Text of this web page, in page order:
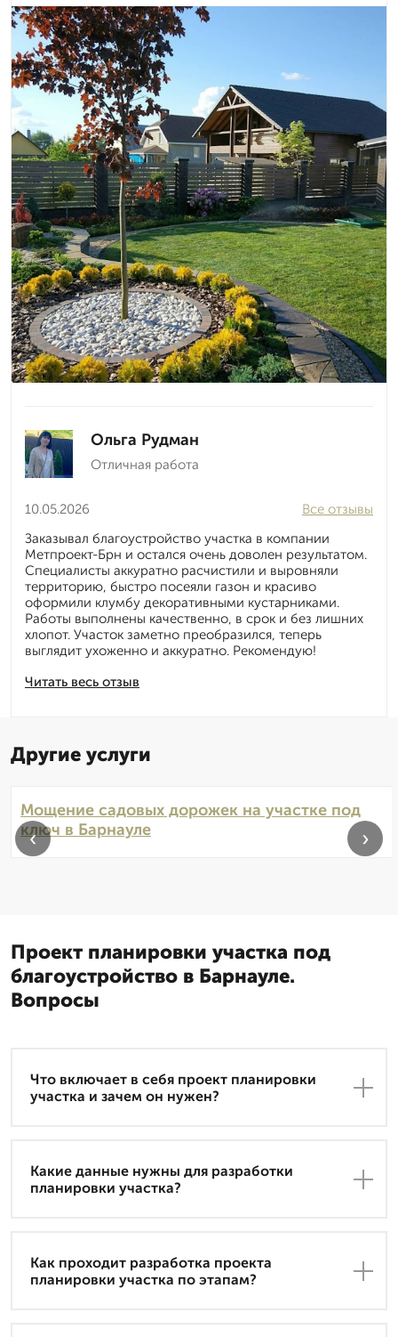
Ольга Рудман
Отличная работа
10.05.2026
Читать весь отзыв
Все отзывы
Заказывал благоустройство участка в компании
Метпроект-Брн и остался очень доволен результатом.
Специалисты аккуратно расчистили и выровняли
территорию, быстро посеяли газон и красиво
оформили клумбу декоративными кустарниками.
Работы выполнены качественно, в срок и без лишних
хлопот. Участок заметно преобразился, теперь
выглядит ухоженно и аккуратно. Рекомендую!
Другие услуги
Мощение садовых дорожек на участке под
ключ в Барнауле
‹ ›
Проект планировки участка под
благоустройство в Барнауле.
Вопросы
Что включает в себя проект планировки
участка и зачем он нужен?
Какие данные нужны для разработки
планировки участка?
Как проходит разработка проекта
планировки участка по этапам?